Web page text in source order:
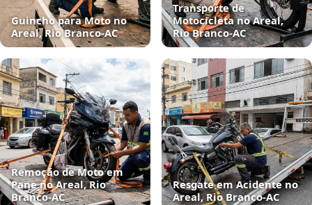
Guincho para Moto no
Areal, Rio Branco‑AC
Transporte de
Motocicleta no Areal,
Rio Branco‑AC
Remoção de Moto em
Pane no Areal, Rio
Branco‑AC
Resgate em Acidente no
Areal, Rio Branco‑AC